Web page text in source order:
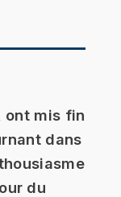
ont mis fin
dans
du